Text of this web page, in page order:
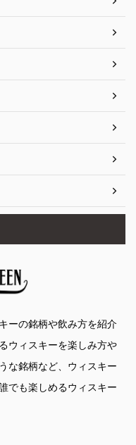
ーの銘柄や飲み方を紹介
ウィスキーを楽しみ方や
な銘柄など、ウィスキー
でも楽しめるウィスキー